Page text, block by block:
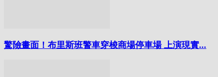
驚險畫面！布里斯班警車穿梭商場停車場 上演現實...